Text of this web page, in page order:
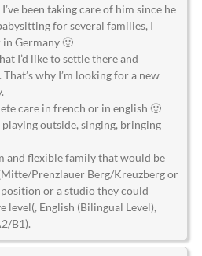
been taking care of him since he
for several families, I
Germany 🙂
I’d like to settle there and
why I’m looking for a new
care in french or in english 🙂
outside, singing, bringing
and flexible family that would be
Prenzlauer Berg/Kreuzberg or
or a studio they could
level(, English (Bilingual Level),
B1).